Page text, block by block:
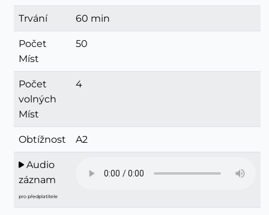
Trvání 60 min
Počet
Míst
50
Počet
volných
Míst
4
Obtížnost A2
Audio
záznam
pro předplatitele